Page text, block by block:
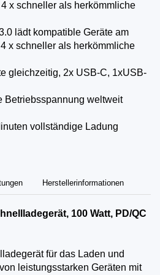
x schneller als herkömmliche
lädt kompatible Geräte am
x schneller als herkömmliche
gleichzeitig, 2x USB-C, 1xUSB-
Betriebsspannung weltweit
vollständige Ladung
Herstellerinformationen
100 Watt, PD/QC
für das Laden und
leistungsstarken Geräten mit